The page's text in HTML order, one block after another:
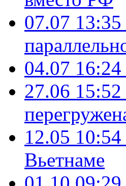
07.07 13:35
04.07 16:24
27.06 15:52
12.05 10:54
Вьетнаме